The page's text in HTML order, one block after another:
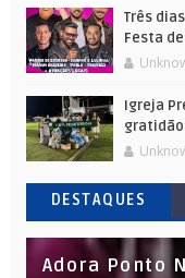
Três
Festa
Igreja
gratidão
DESTAQUES
Adora Ponto